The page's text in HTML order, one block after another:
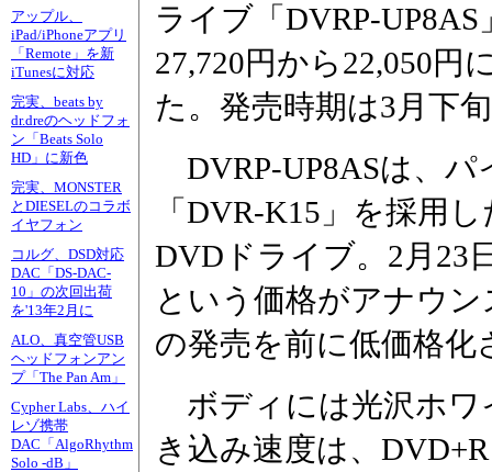
アップル、
iPad/iPhoneアプリ
「Remote」を新
iTunesに対応
完実、beats by
dr.dreのヘッドフォ
ン「Beats Solo
HD」に新色
完実、MONSTER
とDIESELのコラボ
イヤフォン
コルグ、DSD対応
DAC「DS-DAC-
10」の次回出荷
を'13年2月に
ALO、真空管USB
ヘッドフォンアン
プ「The Pan Am」
Cypher Labs、ハイ
レゾ携帯
DAC「AlgoRhythm
Solo -dB」
ライブ「DVRP-
27,720円から22,050円
た。発売時期は3月下
DVRP-UP8ASは、
「DVR-K15」を採用
DVDドライブ。2月23
という価格がアナウ
の発売を前に低価格化
ボディには光沢ホワ
き込み速度は、